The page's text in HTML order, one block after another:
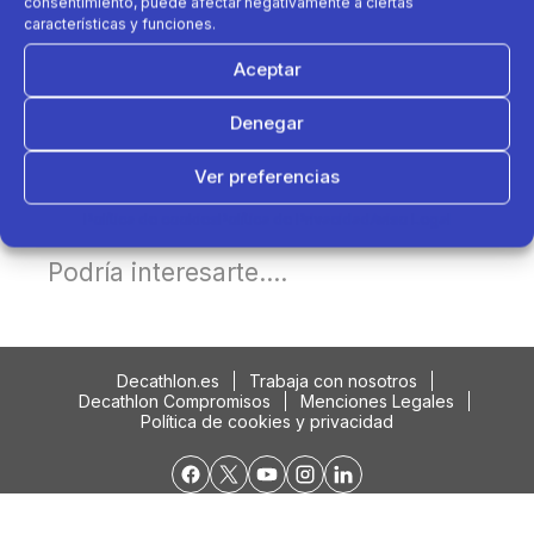
características y funciones.
Aceptar
Denegar
Ver preferencias
Podría interesarte....
Decathlon.es
Trabaja con nosotros
Decathlon Compromisos
Menciones Legales
Política de cookies y privacidad